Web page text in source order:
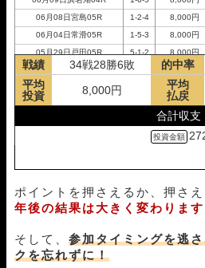
06月08日宮島05R
1-2-4 8,000円
06月04日常滑05R
1-5-3 8,000円
05月29日戸田05R
5-1-2 8,000円
05月28日戸田04R
1-4-3 8,000円
05月23日唐津07R
8,000円
05月13日常滑03R
1-3-6 8,000円
8,000円
8,000円
04月05日戸田05R
4-1-3 8,000円
04月04日宮島05R
1-2-5 8,000円
03月22日浜名湖02R
2-5-4 8,000円
03月21日浜名湖03R
戦績 34戦28勝6敗 的中率
平均
投資
8,000円
平均
払戻
合計収支
ポイントを押さえるか、押さ
年後の結果は大きく変わります
そして、 参加タイミングを逃
クを忘れずに！